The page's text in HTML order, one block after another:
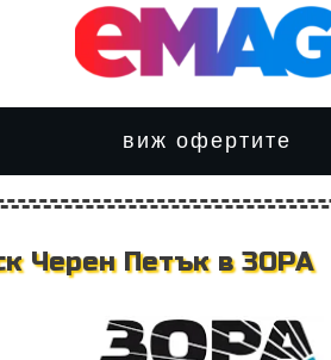
виж офертите
Черен Петък в ЗОРА